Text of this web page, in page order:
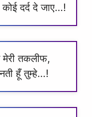
दर्द दे जाए…!
मेरी तकलीफ,
हूँ तुम्हे…!